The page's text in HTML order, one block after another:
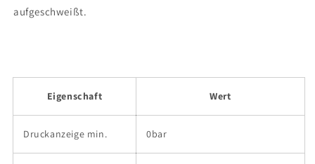
aufgeschweißt.
Eigenschaft Wert
Druckanzeige min. 0bar